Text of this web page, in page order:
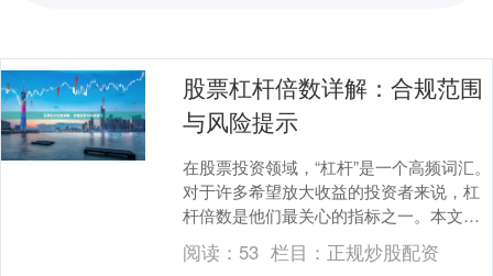
股票杠杆倍数详解：合规范围
与风险提示
在股票投资领域，“杠杆”是一个高频词汇。
对于许多希望放大收益的投资者来说，杠
杆倍数是他们最关心的指标之一。本文将
系统解析股票杠杆倍数的定义、合规范围
以及潜在风险....
阅读： 53 栏目： 正规炒股配资